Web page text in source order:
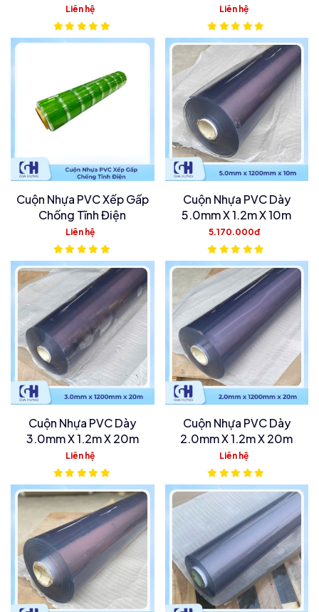
Liên hệ Liên hệ
Cuộn Nhựa PVC Xếp Gấp
Chống Tĩnh Điện
Liên hệ
Cuộn Nhựa PVC Dày
5.0mm X 1.2m X 10m
5.170.000đ
Cuộn Nhựa PVC Dày
3.0mm X 1.2m X 20m
Liên hệ
Cuộn Nhựa PVC Dày
2.0mm X 1.2m X 20m
Liên hệ